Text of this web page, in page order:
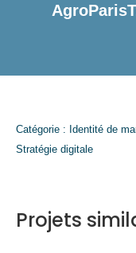
Catégorie : Identité de
Stratégie digitale
Projets